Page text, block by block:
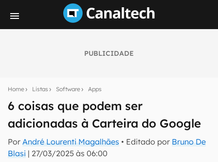
PUBLICIDADE
Home Listas Software Apps
6 coisas que podem ser
adicionadas à Carteira do Google
Por André Lourenti Magalhães • Editado por Bruno De
Blasi | 27/03/2025 às 06:00
notícias e reviews sobre tecnologia em primeira
mão.
E-mail